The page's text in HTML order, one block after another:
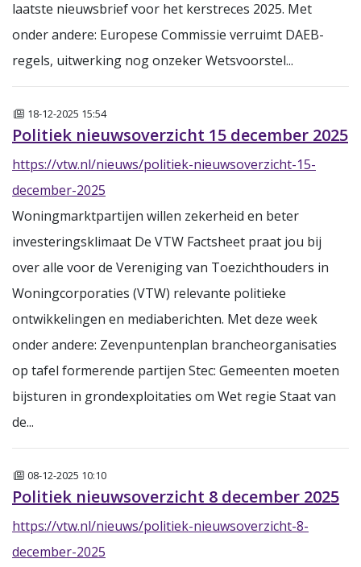
laatste nieuwsbrief voor het kerstreces 2025. Met
onder andere: Europese Commissie verruimt DAEB-
regels, uitwerking nog onzeker Wetsvoorstel...
Nieuws
18-12-2025 15:54
Politiek nieuwsoverzicht 15 december 2025
https://vtw.nl/nieuws/politiek-nieuwsoverzicht-15-
december-2025
Woningmarktpartijen willen zekerheid en beter
investeringsklimaat De VTW Factsheet praat jou bij
over alle voor de Vereniging van Toezichthouders in
Woningcorporaties (VTW) relevante politieke
ontwikkelingen en mediaberichten. Met deze week
onder andere: Zevenpuntenplan brancheorganisaties
op tafel formerende partijen Stec: Gemeenten moeten
bijsturen in grondexploitaties om Wet regie Staat van
de...
Nieuws
08-12-2025 10:10
Politiek nieuwsoverzicht 8 december 2025
https://vtw.nl/nieuws/politiek-nieuwsoverzicht-8-
december-2025